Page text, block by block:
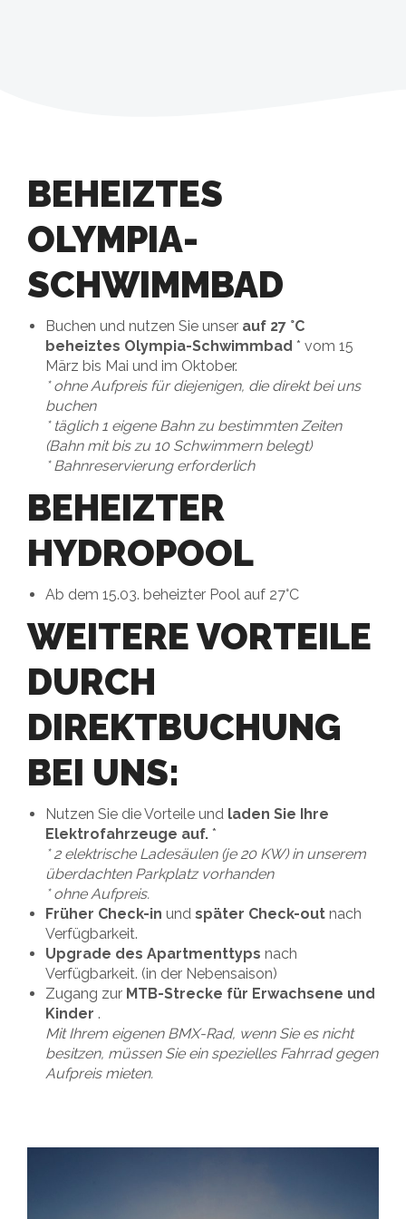
BEHEIZTES
OLYMPIA-
SCHWIMMBAD
Buchen und nutzen Sie unser auf 27 °C
beheiztes Olympia-Schwimmbad * vom 15
März bis Mai und im Oktober.
* ohne Aufpreis für diejenigen, die direkt bei uns
buchen
* täglich 1 eigene Bahn zu bestimmten Zeiten
(Bahn mit bis zu 10 Schwimmern belegt)
* Bahnreservierung erforderlich
BEHEIZTER
HYDROPOOL
Ab dem 15.03. beheizter Pool auf 27°C
WEITERE VORTEILE
DURCH
DIREKTBUCHUNG
BEI UNS:
Nutzen Sie die Vorteile und laden Sie Ihre
Elektrofahrzeuge auf. *
* 2 elektrische Ladesäulen (je 20 KW) in unserem
überdachten Parkplatz vorhanden
* ohne Aufpreis.
Früher Check-in und später Check-out nach
Verfügbarkeit.
Upgrade des Apartmenttyps nach
Verfügbarkeit. (in der Nebensaison)
Zugang zur MTB-Strecke für Erwachsene und
Kinder .
Mit Ihrem eigenen BMX-Rad, wenn Sie es nicht
besitzen, müssen Sie ein spezielles Fahrrad gegen
Aufpreis mieten.